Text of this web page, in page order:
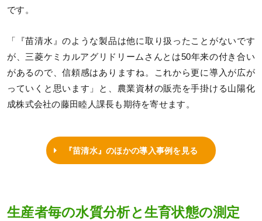
です。
「『苗清水』のような製品は他に取り扱ったことがないです
が、三菱ケミカルアグリドリームさんとは50年来の付き合い
があるので、信頼感はありますね。これから更に導入が広が
っていくと思います」と、農業資材の販売を手掛ける山陽化
成株式会社の藤田睦人課長も期待を寄せます。
『苗清水』のほかの導入事例を見る
生産者毎の水質分析と生育状態の測定